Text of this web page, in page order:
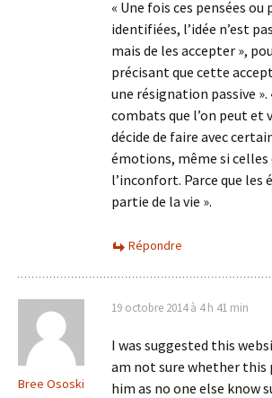
« Une fois ces pensées ou
identifiées, l’idée n’est
mais de les accepter »,
précisant que cette
une résignation passive ».
combats que l’on peut et
décide de faire avec
émotions, même si celles
l’inconfort. Parce que
partie de la vie ».
Répondre
Bree Ososki
19 octobre 2014 à 4 h 41 min
I was suggested this
am not sure whether
him as no one else know